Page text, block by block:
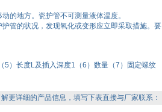
的地方。瓷护管不可测量液体温度。
管的状况，发现氧化或变形应立即采取措施。要
）长度L及插入深度1（6）数量（7）固定螺纹
更详细的产品信息，填写下表直接与厂家联系：